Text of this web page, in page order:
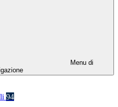
Menu di
94